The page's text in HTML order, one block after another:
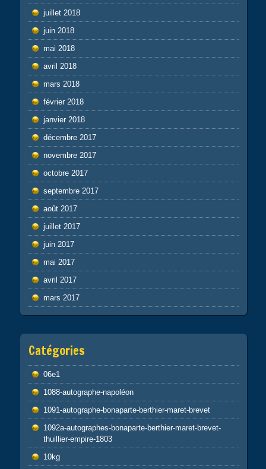
juillet 2018
juin 2018
mai 2018
avril 2018
mars 2018
février 2018
janvier 2018
décembre 2017
novembre 2017
octobre 2017
septembre 2017
août 2017
juillet 2017
juin 2017
mai 2017
avril 2017
mars 2017
Catégories
06e1
1088-autographe-napoléon
1091-autographe-bonaparte-berthier-maret-brevet
1092a-autographes-bonaparte-berthier-maret-brevet-
thuillier-empire-1803
10kg